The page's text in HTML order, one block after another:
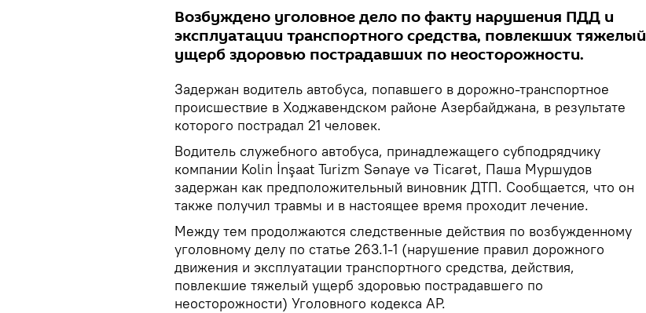
Возбуждено уголовное дело по факту нарушения ПДД и
эксплуатации транспортного средства, повлекших тяжелый
ущерб здоровью пострадавших по неосторожности.
Задержан водитель автобуса, попавшего в дорожно-транспортное
происшествие в Ходжавендском районе Азербайджана, в результате
которого пострадал 21 человек.
Водитель служебного автобуса, принадлежащего субподрядчику
компании Kolin İnşaat Turizm Sənaye və Ticarət, Паша Муршудов
задержан как предположительный виновник ДТП. Сообщается, что он
также получил травмы и в настоящее время проходит лечение.
Между тем продолжаются следственные действия по возбужденному
уголовному делу по статье 263.1-1 (нарушение правил дорожного
движения и эксплуатации транспортного средства, действия,
повлекшие тяжелый ущерб здоровью пострадавшего по
неосторожности) Уголовного кодекса АР.